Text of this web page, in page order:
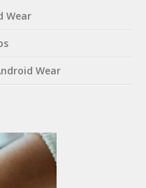
Wear
Wear